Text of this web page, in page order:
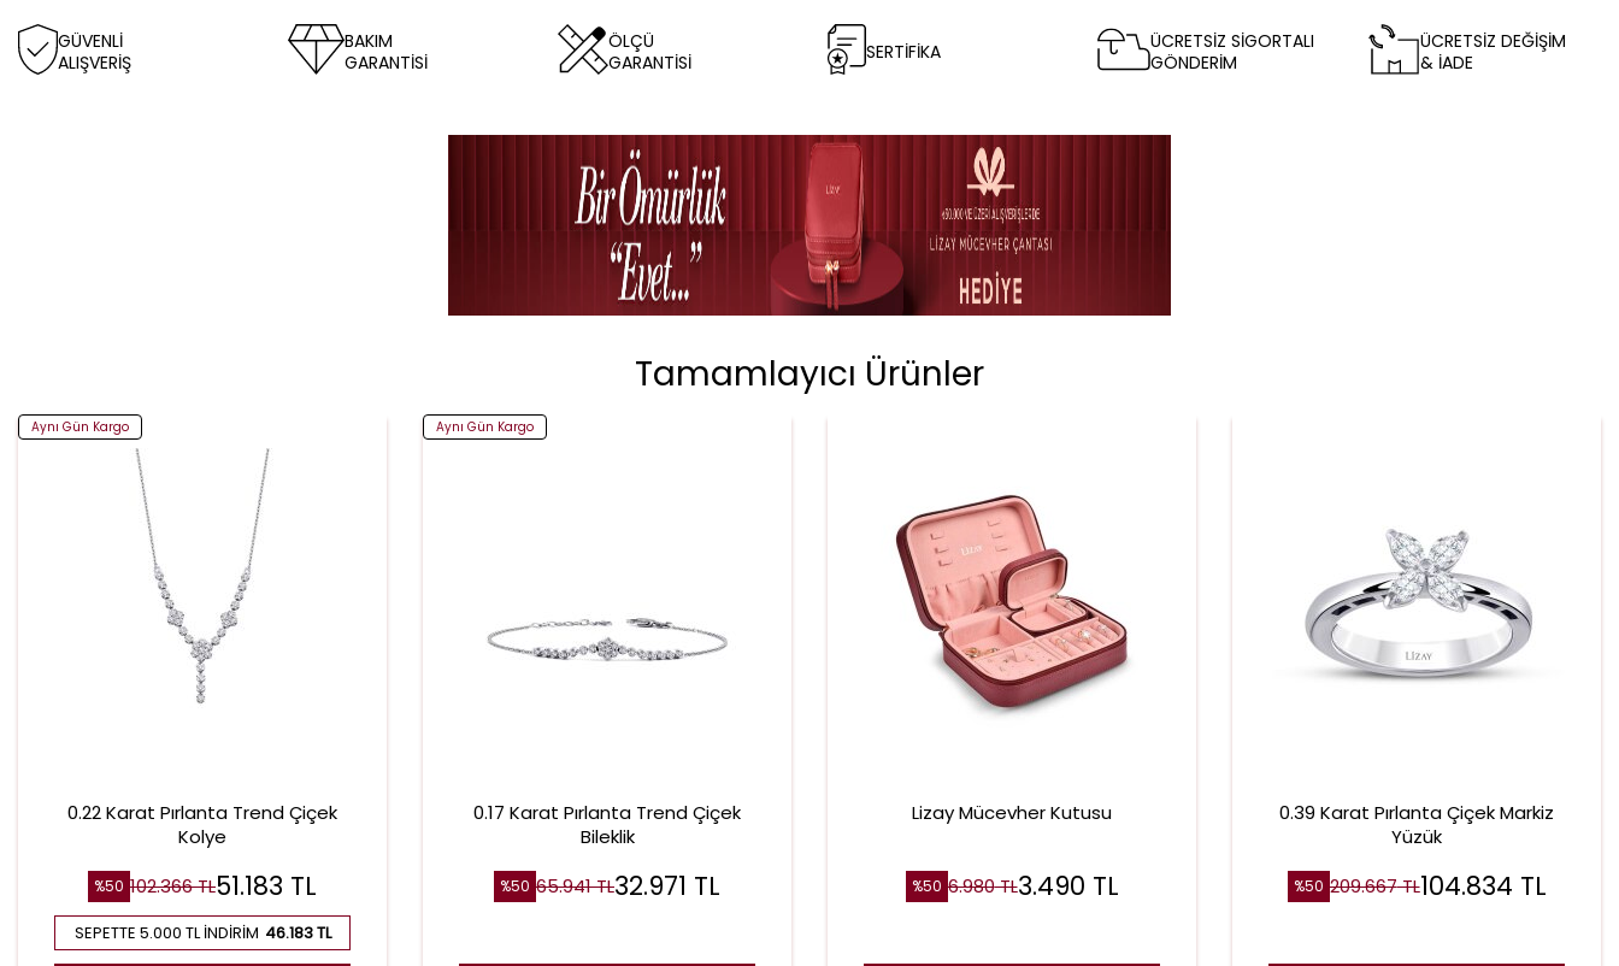
GÜVENLİ
ALIŞVERİŞ
BAKIM
GARANTİSİ
ÖLÇÜ
GARANTİSİ
SERTİFİKA
ÜCRETSİZ SİGORTALI
GÖNDERİM
ÜCRETSİZ DEĞİŞİM
& İADE
Tamamlayıcı Ürünler
Aynı Gün Kargo
0.22 Karat Pırlanta Trend Çiçek
Kolye
%50 102.366TL51.183 TL
SEPETTE 5.000 TL İNDIRIM 46.183 TL
Aynı Gün Kargo
0.17 Karat Pırlanta Trend Çiçek
Bileklik
%50 65.941TL32.971 TL
Lizay Mücevher Kutusu
%50 6.980TL3.490 TL
0.39 Karat Pırlanta Çiçek Markiz
Yüzük
%50 209.667TL104.834 TL